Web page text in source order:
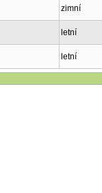
zimní
letní
letní